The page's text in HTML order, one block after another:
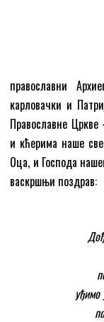
православни
карловачки и
Православне
и кћерима наше
Оца, и Господа
васкршњи поздрав: